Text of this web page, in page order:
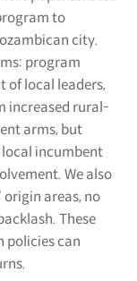
to
city.
program
of local leaders,
increased rural-
arms, but
incumbent
We also
areas, no
These
policies can